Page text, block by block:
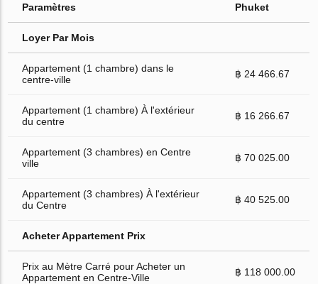
Paramètres Phuket
Loyer Par Mois
Appartement (1 chambre) dans le
centre-ville
฿ 24 466.67
Appartement (1 chambre) À l'extérieur
du centre
฿ 16 266.67
Appartement (3 chambres) en Centre
ville
฿ 70 025.00
Appartement (3 chambres) À l'extérieur
du Centre
฿ 40 525.00
Acheter Appartement Prix
Prix au Mètre Carré pour Acheter un
Appartement en Centre-Ville
฿ 118 000.00